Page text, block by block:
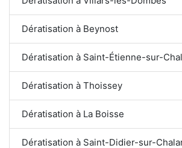
Dératisation à Beynost
Dératisation à Saint-Étienne-sur-
Dératisation à Thoissey
Dératisation à La Boisse
Dératisation à Saint-Didier-sur-